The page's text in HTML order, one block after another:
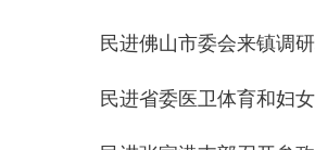
民进佛山市委会来镇调
民进省委医卫体育和妇